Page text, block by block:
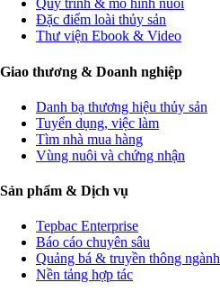
Quy trình & mô hình nuôi
Đặc điểm loài thủy sản
Thư viện Ebook & Video
Giao thương & Doanh nghiệp
Danh bạ thương hiệu thủy sản
Tuyển dụng, việc làm
Tìm nhà mua hàng
Vùng nuôi và chứng nhận
Sản phẩm & Dịch vụ
Tepbac Enterprise
Báo cáo chuyên sâu
Quảng bá & truyền thông ngành
Nền tảng hợp tác